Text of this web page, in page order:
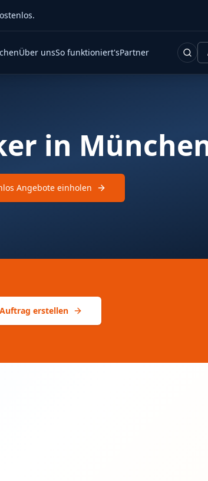
Über unsSo funktioniert'sPartner
in
Angebote einholen
Auftrag erstellen